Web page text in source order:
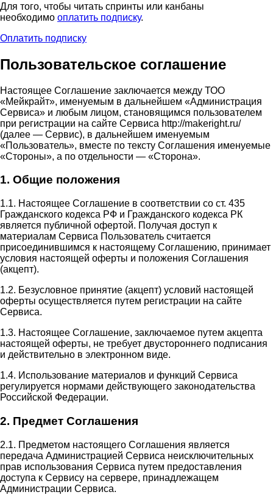
Для того, чтобы читать спринты или канбаны
необходимо оплатить подписку.
Оплатить подписку
Пользовательское соглашение
Настоящее Соглашение заключается между ТОО
«Мейкрайт», именуемым в дальнейшем «Администрация
Сервиса» и любым лицом, становящимся пользователем
при регистрации на сайте Сервиса http://makeright.ru/
(далее — Сервис), в дальнейшем именуемым
«Пользователь», вместе по тексту Соглашения именуемые
«Стороны», а по отдельности — «Сторона».
1. Общие положения
1.1. Настоящее Соглашение в соответствии со ст. 435
Гражданского кодекса РФ и Гражданского кодекса РК
является публичной офертой. Получая доступ к
материалам Сервиса Пользователь считается
присоединившимся к настоящему Соглашению, принимает
условия настоящей оферты и положения Соглашения
(акцепт).
1.2. Безусловное принятие (акцепт) условий настоящей
оферты осуществляется путем регистрации на сайте
Сервиса.
1.3. Настоящее Соглашение, заключаемое путем акцепта
настоящей оферты, не требует двустороннего подписания
и действительно в электронном виде.
1.4. Использование материалов и функций Сервиса
регулируется нормами действующего законодательства
Российской Федерации.
2. Предмет Соглашения
2.1. Предметом настоящего Соглашения является
передача Администрацией Сервиса неисключительных
прав использования Сервиса путем предоставления
доступа к Сервису на сервере, принадлежащем
Администрации Сервиса.